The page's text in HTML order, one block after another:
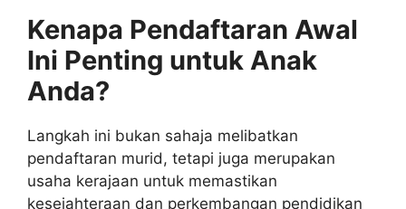
Kenapa Pendaftaran Awal
Ini Penting untuk Anak
Anda?
Langkah ini bukan sahaja melibatkan
pendaftaran murid, tetapi juga merupakan
usaha kerajaan untuk memastikan
kesejahteraan dan perkembangan pendidikan